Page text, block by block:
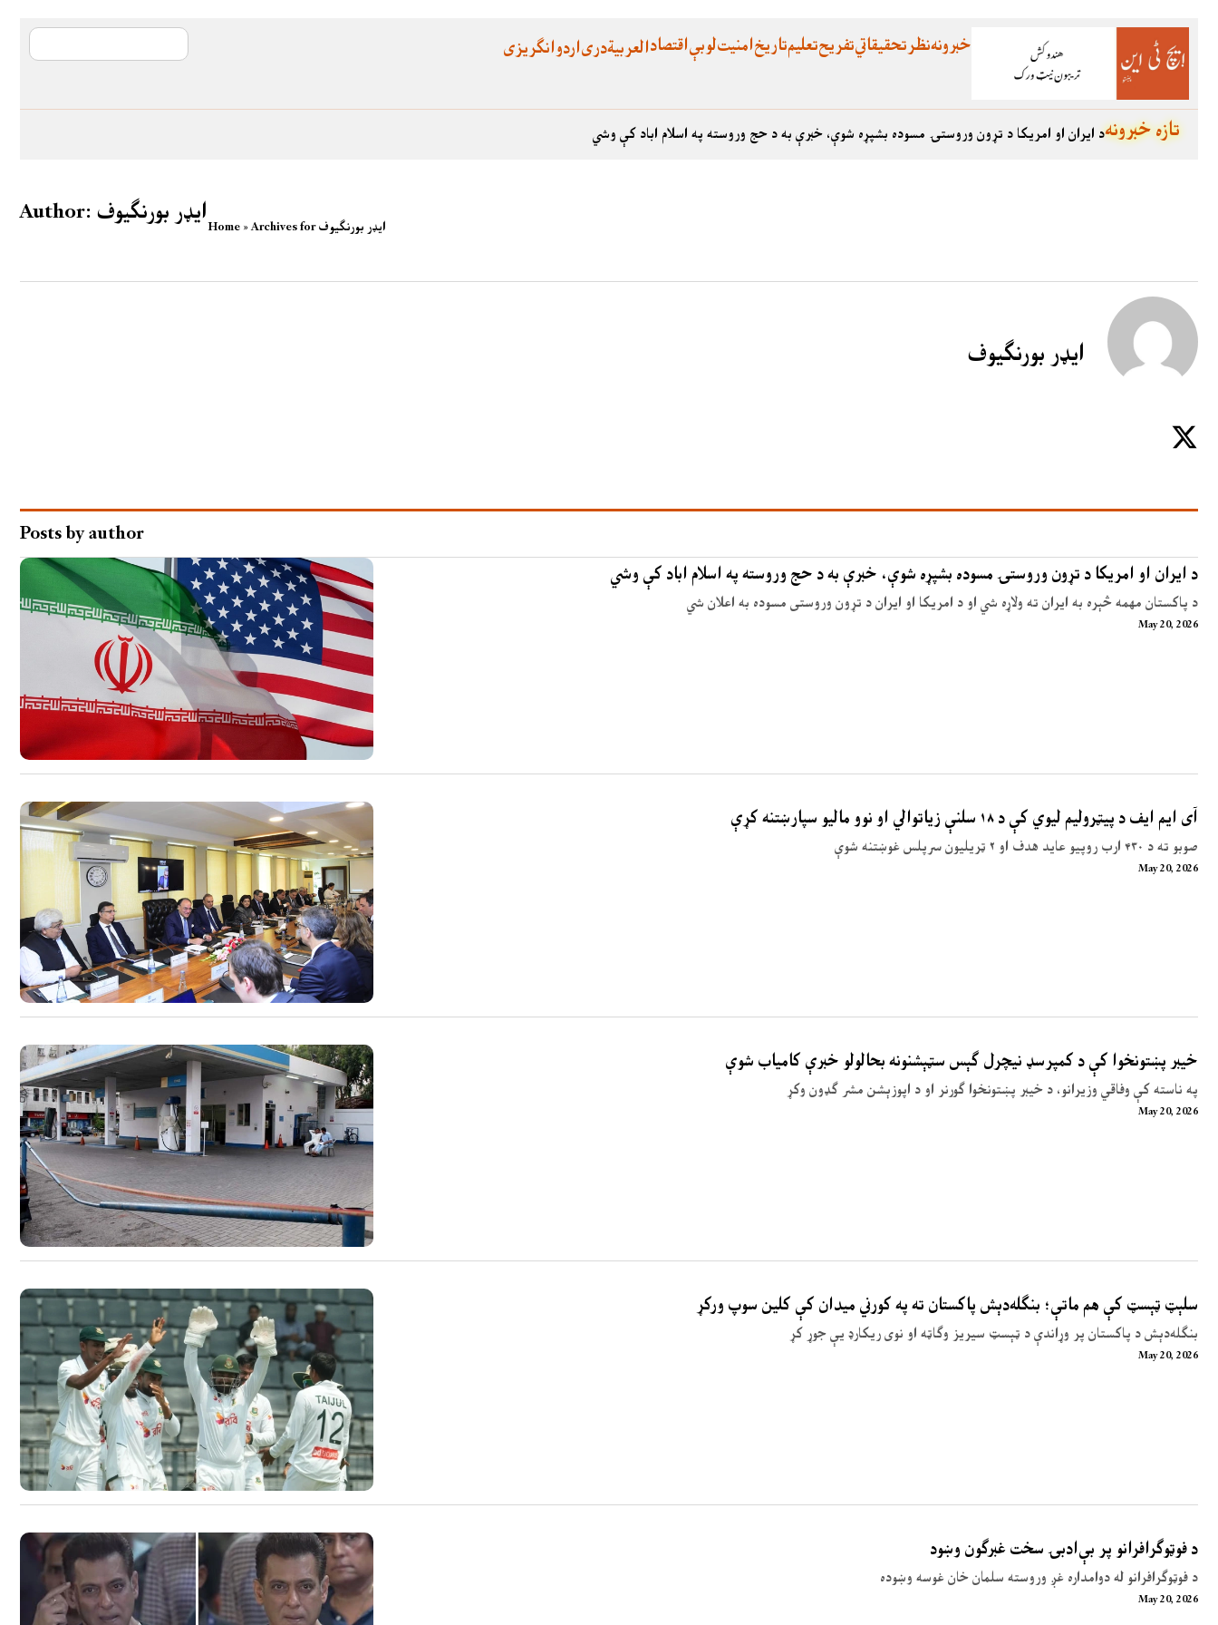
اقتصادلوبېامنیتتاریختعلیمتفریحتحقیقاتينظرخبرونه انگریزیاردودریالعربية
د ایران او امریکا د تړون وروستۍ مسوده بشپړه شوې، خبرې به د حج وروسته په اسلام اباد کې وشيتازه خبرونه
Author:ایډر بورنګیوفHome» Archives for ایډر بورنګیوف
ایډر بورنګیوف
Posts by author
د ایران او امریکا د تړون وروستۍ مسوده بشپړه شوې، خبرې به د حج وروسته په اسلام اباد کې وشي
د پاکستان مهمه څېره به ایران ته ولاړه شي او د امریکا او ایران د تړون وروستی مسوده به اعلان شي
May 20, 2026
آی ایم ایف د پیټرولیم لیوي کې د ۱۸ سلنې زیاتوالي او نوو مالیو سپارښتنه کړې
صوبو ته د ۴۳۰ ارب روپیو عاید هدف او ۲ ټریلیون سرپلس غوښتنه شوې
May 20, 2026
خیبر پښتونخوا کې د کمپرسډ نیچرل ګېس سټېشنونه بحالولو خبرې کامیاب شوې
په ناسته کې وفاقي وزیرانو، د خیبر پښتونخوا ګورنر او د اپوزېشن مشر ګډون وکړ
May 20, 2026
سلېټ ټېسټ کې هم ماتې؛ بنګله‌دېش پاکستان ته په کورني میدان کې کلین سوپ ورکړ
بنګله‌دېش د پاکستان پر وړاندې د ټېسټ سیریز وګاټه او نوی ریکارډ یې جوړ کړ
May 20, 2026
د فوټوګرافرانو پر بې‌ادبۍ سخت غبرګون وښود
د فوټوګرافرانو له دوامداره غږ وروسته سلمان خان غوسه وښوده
May 20, 2026